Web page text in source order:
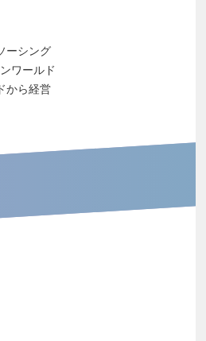
ーシング
ワールド
から経営